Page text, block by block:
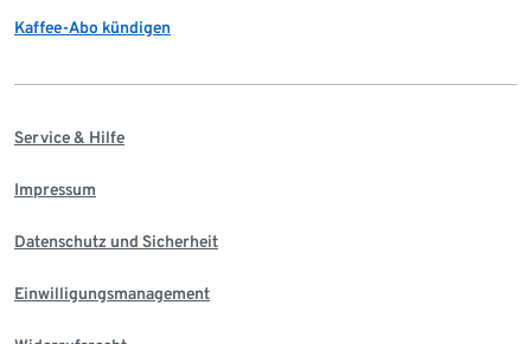
Kaffee-Abo kündigen
Service & Hilfe
Impressum
Datenschutz und Sicherheit
Einwilligungsmanagement